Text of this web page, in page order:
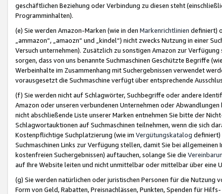
geschäftlichen Beziehung oder Verbindung zu diesen steht
Programminhalten).
(e) Sie werden Amazon-Marken (wie in den Markenrichtlinien definiert)
„ammazon“, „amaozn“ und „kindel“) nicht zwecks Nutzung in einer
Versuch unternehmen). Zusätzlich zu sonstigen Amazon zur
sorgen, dass von uns benannte Suchmaschinen Geschützte Begriffe
Werbeinhalte im Zusammenhang mit Suchergebnissen verwendet
vorausgesetzt die Suchmaschine verfügt über entsprechende
(f) Sie werden nicht auf Schlagwörter, Suchbegriffe oder andere
Amazon oder unseren verbundenen Unternehmen oder
nicht abschließende Liste unserer Marken entnehmen Sie bitte der
Schlagwortauktionen auf Suchmaschinen teilnehmen, wenn die sich
Kostenpflichtige Suchplatzierung (wie im Vergütungskatalog definiert)
Suchmaschinen Links zur Verfügung stellen, damit Sie bei
kostenfreien Suchergebnissen) auftauchen, solange Sie die
auf Ihre Website leiten und nicht unmittelbar oder mittelbar über eine
(g) Sie werden natürlichen oder juristischen Personen für die Nutzung
Form von Geld, Rabatten, Preisnachlässen, Punkten, Spenden für